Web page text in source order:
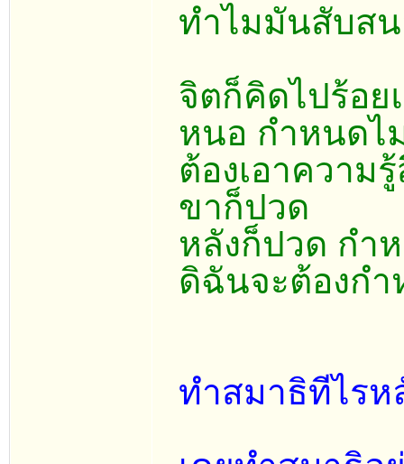
ทำไมมันสับส
จิตก็คิดไปร้อย
หนอ กำหนดไ
ต้องเอาความ
ขาก็ปวด
หลังก็ปวด กำ
ดิฉันจะต้องกำ
ทำสมาธิทีไรห